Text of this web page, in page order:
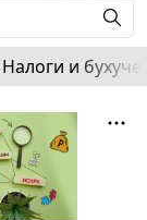
Налоги и